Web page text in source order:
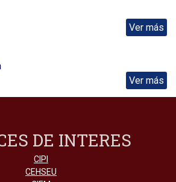
Ver más
Ver más
DE INTERES
CIPI
CEHSEU